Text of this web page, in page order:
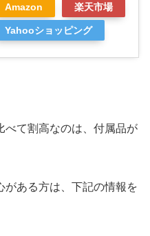
Amazon 楽天市場
Yahooショッピング
べて割高なのは、付属品が
がある方は、下記の情報を